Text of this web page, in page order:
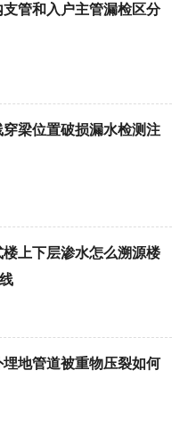
管和入户主管漏检区分
梁位置破损漏水检测注
上下层渗水怎么溯源楼
埋地管道被重物压裂如何